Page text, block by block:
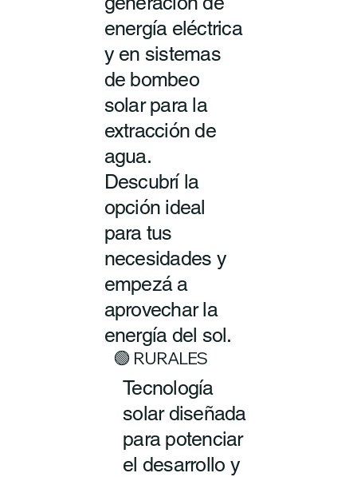
energía eléctrica
y en sistemas
de bombeo
solar para la
extracción de
agua.
Descubrí la
opción ideal
para tus
necesidades y
empezá a
aprovechar la
energía del sol.
🟢 RURALES
Tecnología
solar diseñada
para potenciar
el desarrollo y